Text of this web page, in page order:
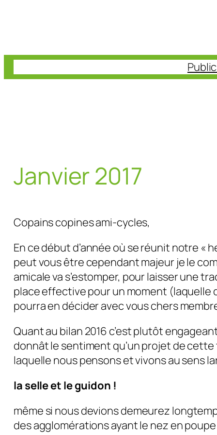
Janvier 2017
Copains copines ami-cycles,
En ce début d’année où se réunit notre «
peut vous être cependant majeur je le
amicale va s’estomper, pour laisser une
place effective pour un moment (laquelle
pourra en décider avec vous chers
Quant au bilan 2016 c’est plutôt
donnât le sentiment qu’un projet de
laquelle nous pensons et vivons au sens
la selle et le guidon !
même si nous devions demeurez
des agglomérations ayant le nez en